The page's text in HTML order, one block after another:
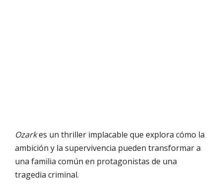
Ozarkes un thriller implacable que explora cómo la
ambición y la supervivencia pueden transformar a
una familia común en protagonistas de una
tragedia criminal.